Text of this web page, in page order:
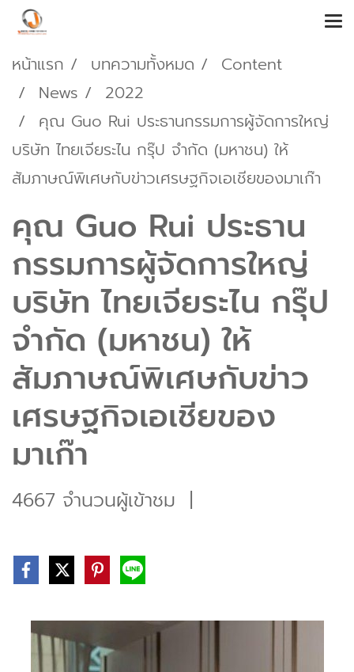
หน้าแรก บทความทั้งหมด
Content
News
2022
คุณ Guo Rui ประธานกรรมการผู้จัดการใหญ่
บริษัท ไทยเจียระไน กรุ๊ป จำกัด (มหาชน) ให้
สัมภาษณ์พิเศษกับข่าวเศรษฐกิจเอเชียของมาเก๊า
คุณ Guo Rui ประธาน
กรรมการผู้จัดการใหญ่
บริษัท ไทยเจียระไน กรุ๊ป
จำกัด (มหาชน) ให้
สัมภาษณ์พิเศษกับข่าว
เศรษฐกิจเอเชียของ
มาเก๊า
4667 จำนวนผู้เข้าชม |